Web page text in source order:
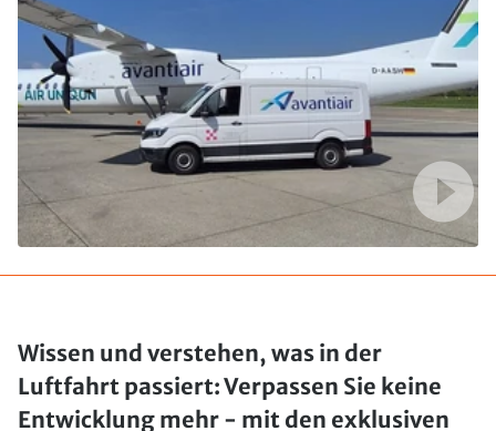
Wissen und verstehen, was in der
Luftfahrt passiert: Verpassen Sie keine
Entwicklung mehr - mit den exklusiven